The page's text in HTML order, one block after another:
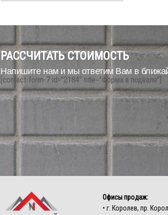
РАССЧИТАТЬ СТОИМОСТЬ
Напишите нам и мы ответим Вам в
[contact-form-7 id="2184" title="Форма в подвале"]
Офисы продаж:
• г. Королев, пр.